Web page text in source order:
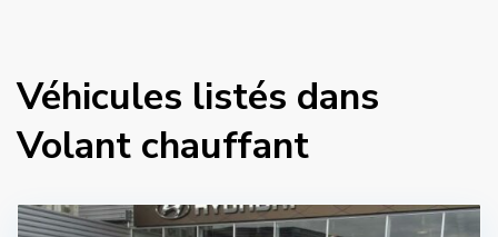
Véhicules listés dans
Volant chauffant